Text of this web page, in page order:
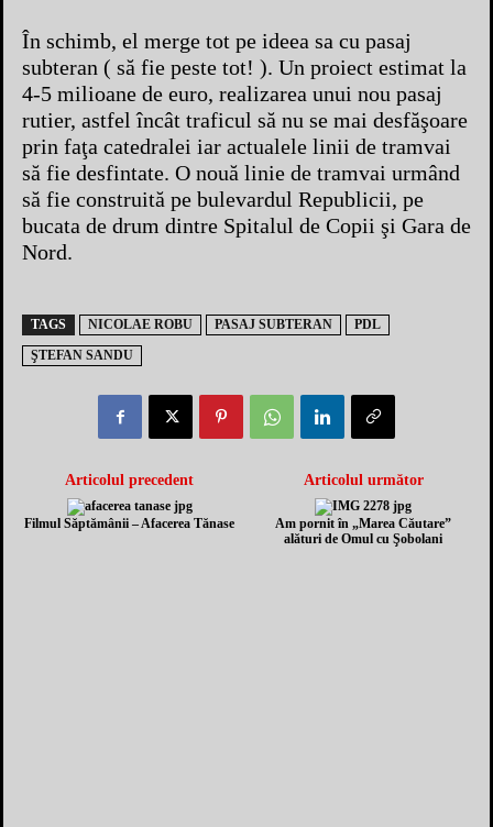
În schimb, el merge tot pe ideea sa cu pasaj
subteran ( să fie peste tot! ). Un proiect estimat la
4-5 milioane de euro, realizarea unui nou pasaj
rutier, astfel încât traficul să nu se mai desfăşoare
prin faţa catedralei iar actualele linii de tramvai
să fie desfintate. O nouă linie de tramvai urmând
să fie construită pe bulevardul Republicii, pe
bucata de drum dintre Spitalul de Copii şi Gara de
Nord.
TAGS NICOLAE ROBU PASAJ SUBTERAN
PDL
ŞTEFAN SANDU
Articolul precedent
Filmul Săptămânii – Afacerea Tănase
Articolul următor
Am pornit în „Marea Căutare”
alături de Omul cu Şobolani